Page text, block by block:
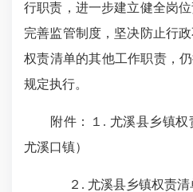
行职责，进一步建立健全岗
完善监管制度，坚决防止行
权责清单的其他工作职责，
规定执行。
附件：１. 尤溪县乡镇权
尤溪口镇）
２. 尤溪县乡镇权责清单